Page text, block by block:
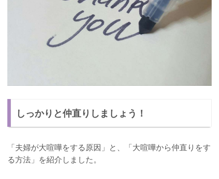
しっかりと仲直りしましょう！
「夫婦が大喧嘩をする原因」と、「大喧嘩から仲直りをす
る方法」を紹介しました。